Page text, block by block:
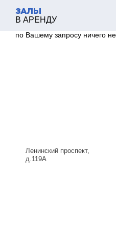
ЗАЛЫ
В АРЕНДУ
по Вашему запросу ничего
Ленинский проспект,
д.119А